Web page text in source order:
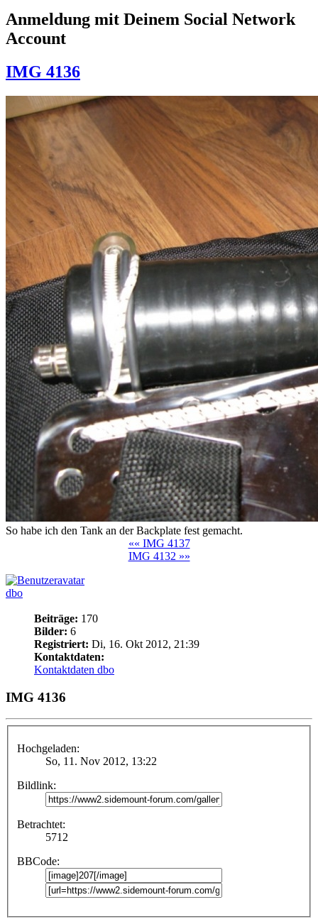
Anmeldung mit Deinem Social Network
Account
IMG 4136
So habe ich den Tank an der Backplate fest gemacht.
«« IMG 4137
IMG 4132 »»
dbo
Beiträge: 170
Bilder: 6
Registriert: Di, 16. Okt 2012, 21:39
Kontaktdaten:
Kontaktdaten dbo
IMG 4136
Hochgeladen:
So, 11. Nov 2012, 13:22
Bildlink:
Betrachtet:
5712
BBCode: